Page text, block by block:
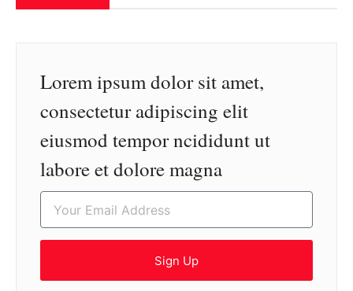
Lorem ipsum dolor sit amet,
consectetur adipiscing elit
eiusmod tempor ncididunt ut
labore et dolore magna
Sign Up